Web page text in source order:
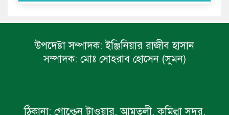
উপদেষ্টা সম্পাদক: ইঞ্জিনিয়ার রাজীব হাসান
সম্পাদক: মোঃ সোহরাব হোসেন (সুমন)
ঠিকানা: গোল্ডেন টাওয়ার, আমতলী, কুমিল্লা সদর,